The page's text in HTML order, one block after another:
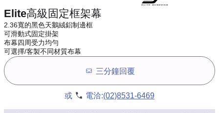
Elite高級固定框架幕
2.36寬的黑色天鵝絨鋁制邊框
可滑動式固定掛架
布幕四周受力均勻
可選擇/客製不同材質布幕
三分鐘回覆
或 電洽:(02)8531-6469